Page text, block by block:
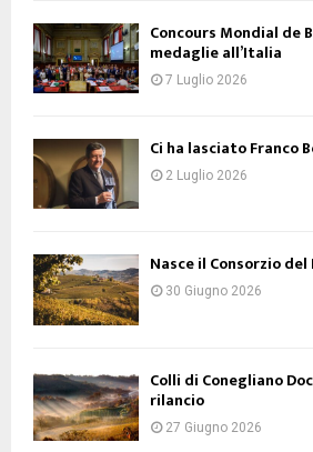
Concours Mondial de
medaglie all’Italia
7 Luglio 2026
Ci ha lasciato Franco
2 Luglio 2026
Nasce il Consorzio del
30 Giugno 2026
Colli di Conegliano
rilancio
27 Giugno 2026